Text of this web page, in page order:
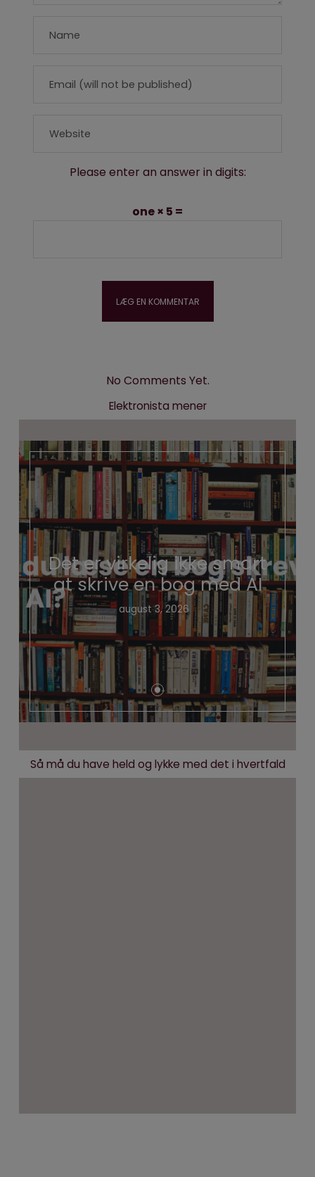
Please enter an answer in digits:
one × 5 =
No Comments Yet.
Elektronista mener
Det er virkelig ikke smart
at skrive en bog med AI
august 3, 2026
Så må du have held og lykke med det i hvertfald